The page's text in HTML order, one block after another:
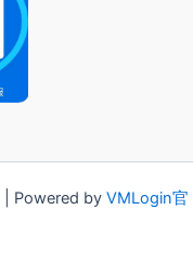
| Powered by VMLogin官